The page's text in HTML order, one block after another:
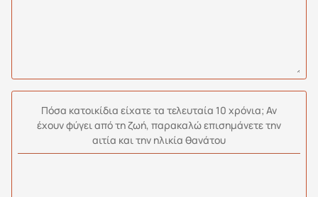
Πόσα κατοικίδια είχατε τα τελευταία 10 χρόνια; Αν
έχουν φύγει από τη ζωή, παρακαλώ επισημάνετε την
αιτία και την ηλικία θανάτου